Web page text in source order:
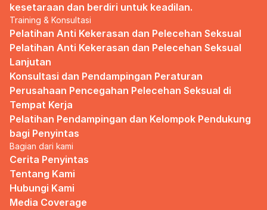
kesetaraan dan berdiri untuk keadilan.
Training & Konsultasi
Pelatihan Anti Kekerasan dan Pelecehan Seksual
Pelatihan Anti Kekerasan dan Pelecehan Seksual
Lanjutan
Konsultasi dan Pendampingan Peraturan
Perusahaan Pencegahan Pelecehan Seksual di
Tempat Kerja
Pelatihan Pendampingan dan Kelompok Pendukung
bagi Penyintas
Bagian dari kami
Cerita Penyintas
Tentang Kami
Hubungi Kami
Media Coverage